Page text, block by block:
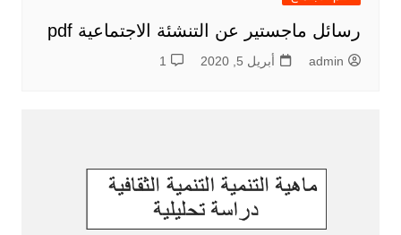
رسائل ماجستير عن التنشئة الاجتماعية pdf
admin أبريل 5, 2020 1